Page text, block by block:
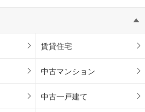
賃貸住宅
中古マンション
中古一戸建て